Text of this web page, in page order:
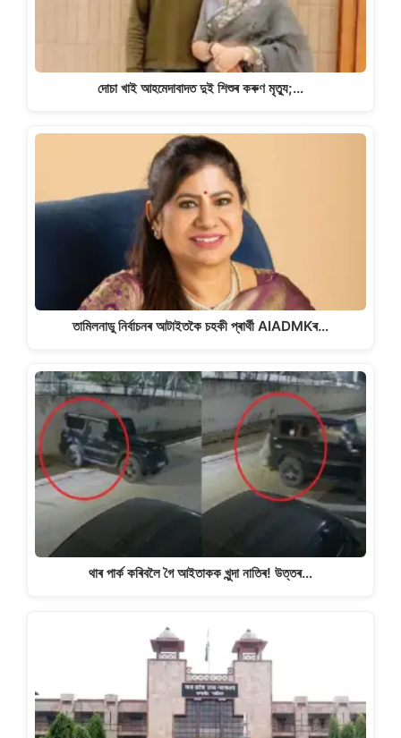
দোচা খাই আহমেদাবাদত দুই শিশুৰ কৰুণ মৃত্যু;…
তামিলনাডু নিৰ্বাচনৰ আটাইতকৈ চহকী প্ৰাৰ্থী AIADMKৰ…
থাৰ পাৰ্ক কৰিবলৈ গৈ আইতাকক খুন্দা নাতিৰ! উত্তৰ…